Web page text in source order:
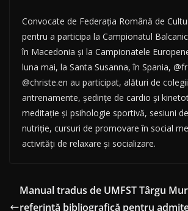
Convocate de Federația Română de
pentru a participa la Campionatul
în Macedonia și la Campionatele
luna mai, la Santa Susanna, în Spania,
@christe.en au participat, alături de
antrenamente, ședințe de cardio și
meditație și psihologie sportivă, sesiuni
nutriție, cursuri de promovare în social
activități de relaxare și socializare.
Manual tradus de UMFST Târgu
referinţă bibliografică pentru